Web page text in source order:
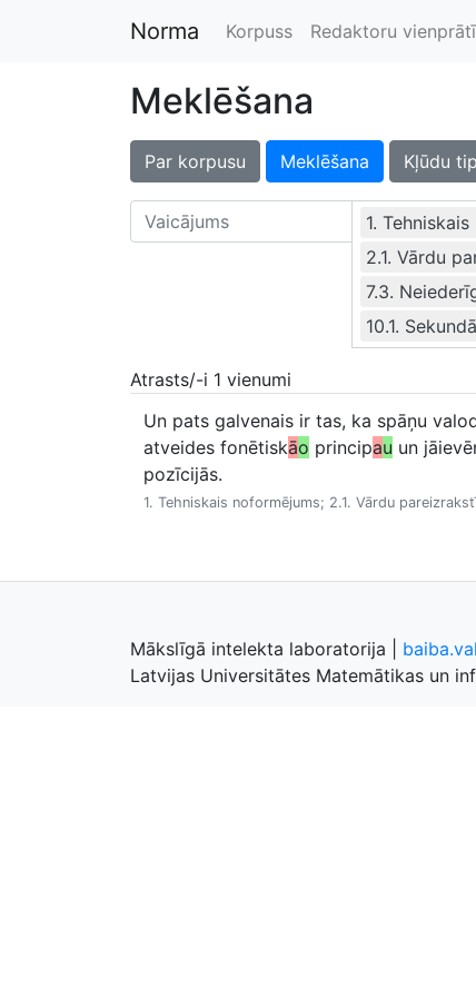
Norma Korpuss Redaktoru
Meklēšana
Par korpusu Meklēšana Kļūdu
1.
2.1. Vārdu
7.3.
10.1.
Atrasts/-i 1 vienumi
Un pats galvenais ir tas, ka spāņu
atveides fonētiskāo principau un
pozīcijās.
1. Tehniskais noformējums; 2.1. Vārdu
Mākslīgā intelekta laboratorija
Latvijas Universitātes Matemātikas un